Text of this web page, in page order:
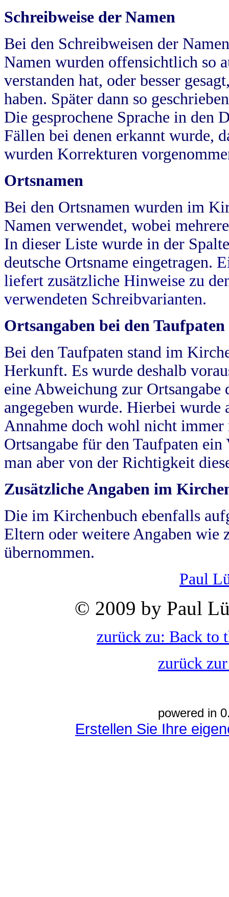
Schreibweise der Namen
Bei den Schreibweisen der
Namen wurden offensichtlich so
verstanden hat, oder besser
haben. Später dann so
Die gesprochene Sprache in
Fällen bei denen erkannt wurde,
wurden Korrekturen
Ortsnamen
Bei den Ortsnamen wurden im
Namen verwendet, wobei
In dieser Liste wurde in der
deutsche Ortsname eingetragen.
liefert zusätzliche Hinweise zu
verwendeten Schreibvarianten.
Ortsangaben bei den Taufpaten
Bei den Taufpaten stand im
Herkunft. Es wurde deshalb
eine Abweichung zur
angegeben wurde. Hierbei wurde
Annahme doch wohl nicht
Ortsangabe für den Taufpaten
man aber von der Richtigkeit
Zusätzliche Angaben im
Die im Kirchenbuch ebenfalls
Eltern oder weitere Angaben wie
übernommen.
Paul
© 2009 by Paul
zurück zu: Back to
zurück
powered in
Erstellen Sie Ihre